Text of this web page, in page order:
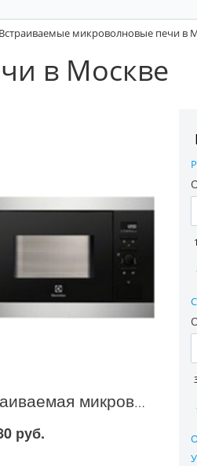
Встраиваемые микроволновые печи в
в Москве
Встраиваемая микроволновая печь Electrolux EMS 17006 в Москве
руб.